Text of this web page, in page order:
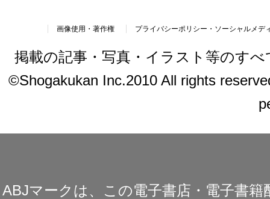
画像使用・著作権 プライバシーポリシー・ソーシャルメデ
掲載の記事・写真・イラスト等のす
©Shogakukan Inc.2010 All rights
ABJマークは、この電子書店・電子書